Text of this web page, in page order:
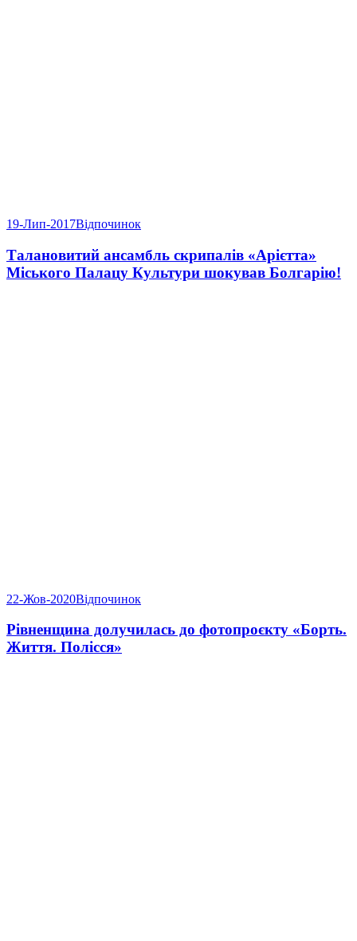
19-Лип-2017Відпочинок
Талановитий ансамбль скрипалів «Арієтта»
Міського Палацу Культури шокував Болгарію!
22-Жов-2020Відпочинок
Рівненщина долучилась до фотопроєкту «Борть.
Життя. Полісся»